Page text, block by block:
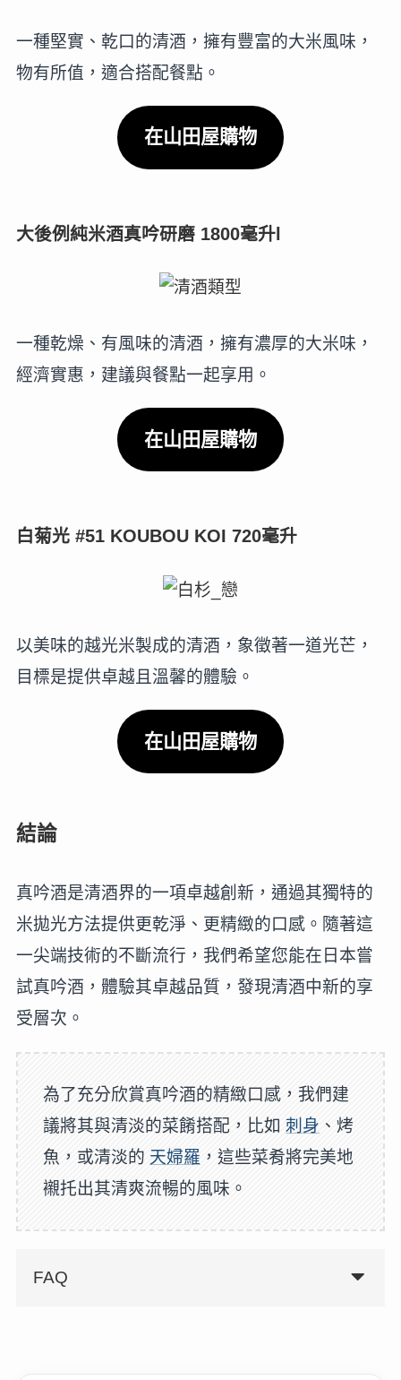
一種堅實、乾口的清酒，擁有豐富的大米風味，
物有所值，適合搭配餐點。
在山田屋購物
大後例純米酒真吟研磨 1800毫升l
一種乾燥、有風味的清酒，擁有濃厚的大米味，
經濟實惠，建議與餐點一起享用。
在山田屋購物
白菊光 #51 KOUBOU KOI 720毫升
以美味的越光米製成的清酒，象徵著一道光芒，
目標是提供卓越且溫馨的體驗。
在山田屋購物
結論
真吟酒是清酒界的一項卓越創新，通過其獨特的
米拋光方法提供更乾淨、更精緻的口感。隨著這
一尖端技術的不斷流行，我們希望您能在日本嘗
試真吟酒，體驗其卓越品質，發現清酒中新的享
受層次。
為了充分欣賞真吟酒的精緻口感，我們建
議將其與清淡的菜餚搭配，比如刺身 、烤
魚，或清淡的 天婦羅 ，這些菜肴將完美地
襯托出其清爽流暢的風味。
FAQ